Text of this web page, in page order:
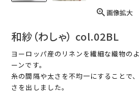
画像拡大
和紗（わしゃ） col.02BL
ヨーロッパ産のリネンを繊細な織物の
ーンです。
糸の間隔や太さを不均一にすることで
さを出しました。